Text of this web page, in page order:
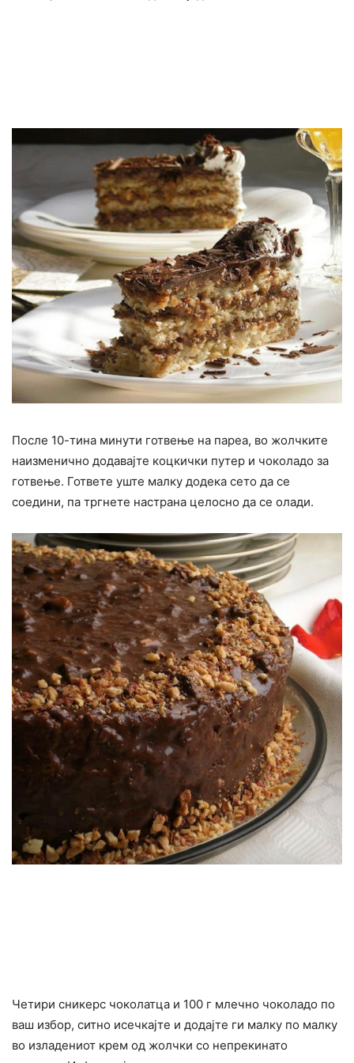
После 10-тина минути готвење на пареа, во жолчките
наизменично додавајте коцкички путер и чоколадо за
готвење. Гответе уште малку додека сето да се
соедини, па тргнете настрана целосно да се олади.
Четири сникерс чоколатца и 100 г млечно чоколадо по
ваш избор, ситно исечкајте и додајте ги малку по малку
во изладениот крем од жолчки со непрекинато